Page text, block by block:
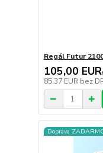
Regál Futur
105,00 EUR/
85,37 EUR bez
Doprava